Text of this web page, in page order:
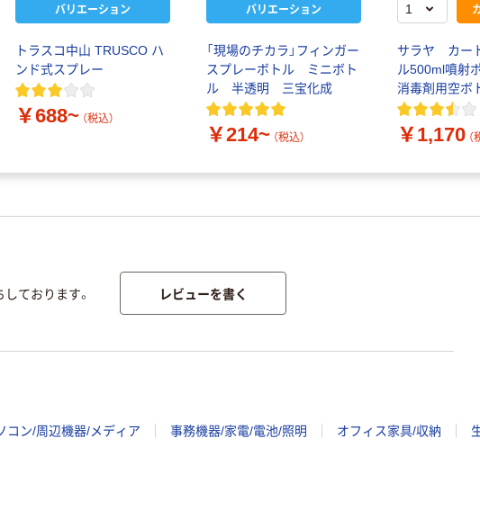
バリエーション
トラスコ中山 TRUSCO ハ
ンド式スプレー
￥688~ （税込）
バリエーション
「現場のチカラ」フィンガー
スプレーボトル ミニボト
ル 半透明 三宝化成
￥214~ （税込）
サラヤ カー
ル500ml噴射
消毒剤用空
￥1,170 （
ております。 レビューを書く
コン/周辺機器/メディア 事務機器/家電/電池/照明 オフィス家具/収納